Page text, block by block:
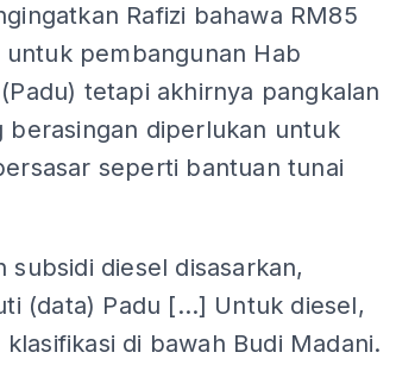
Rafizi bahawa RM85
pembangunan Hab
tetapi akhirnya pangkalan
berasingan diperlukan untuk
seperti bantuan tunai
subsidi diesel disasarkan,
(data) Padu […] Untuk diesel,
di bawah Budi Madani.